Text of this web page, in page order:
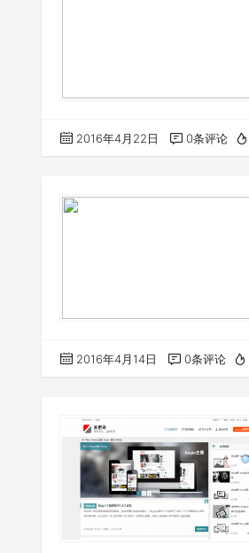
2016年4月22日 0条评论
2016年4月14日 0条评论